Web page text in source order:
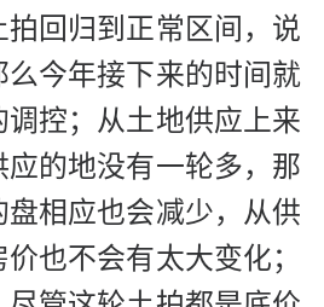
回归到正常区间，说
么今年接下来的时间就
控；从土地供应上来
的地没有一轮多，那
盘相应也会减少，从供
也不会有太大变化；